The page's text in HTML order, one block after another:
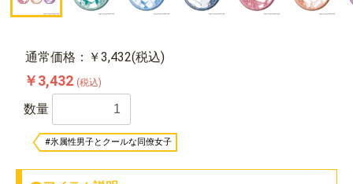
通常価格：￥3,432(税込)
￥3,432 (税込)
数量
#氷属性男子とクールな同僚女子